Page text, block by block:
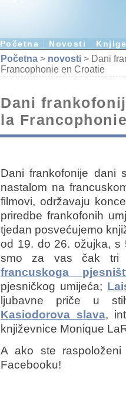
Početna Novosti
Početna > novosti > Dani
Francophonie en Croatie
Dani
la
Dani frankofonije dani
nastalom na
filmovi, održavaju
priredbe frankofonih
tjedan posvećujemo
od 19. do 26. ožujka, s
smo za vas čak
francuskoga
pjesničkog umijeća;
ljubavne priče u
Kasiodorova slava,
književnice Monique
A ako ste
Facebooku!